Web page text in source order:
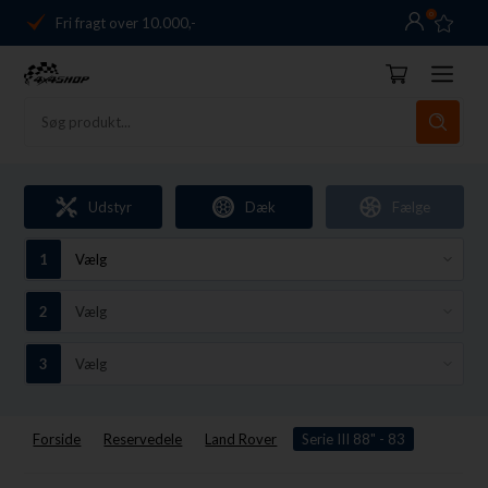
Fri fragt over 10.000,-
Danmarks førende
14 dages returret
Fri fragt over 10.000,-
Danmarks førende
14 dages returret
0
Udstyr Dæk Fælge
Forside Reservedele Land Rover Serie III 88" - 83